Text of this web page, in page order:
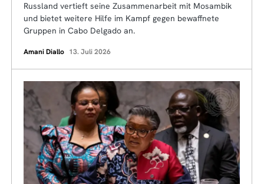
Russland vertieft seine Zusammenarbeit mit Mosambik
und bietet weitere Hilfe im Kampf gegen bewaffnete
Gruppen in Cabo Delgado an.
Amani Diallo 13. Juli 2026